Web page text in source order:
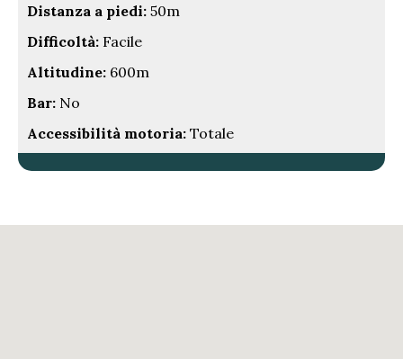
Distanza a piedi: 50m
Difficoltà: Facile
Altitudine: 600m
Bar: No
Accessibilità motoria: Totale